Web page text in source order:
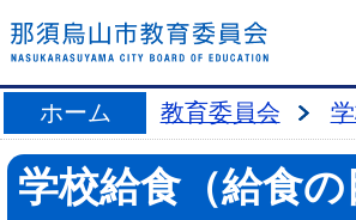
ホーム 教育委員会
学校給食（給食